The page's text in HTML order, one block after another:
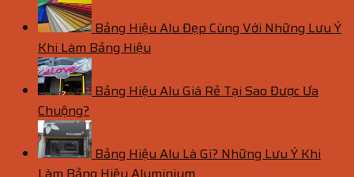
Bảng Hiệu Alu Đẹp Cùng Với Những Lưu Ý
Khi Làm Bảng Hiệu
Bảng Hiệu Alu Giá Rẻ Tại Sao Được Ưa
Chuộng?
Bảng Hiệu Alu Là Gì? Những Lưu Ý Khi